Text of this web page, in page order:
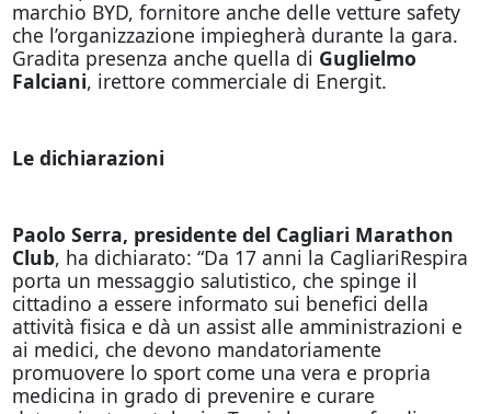
marchio BYD, fornitore anche delle vetture safety
che l’organizzazione impiegherà durante la gara.
Gradita presenza anche quella di Guglielmo
Falciani, irettore commerciale di Energit.
Le dichiarazioni
Paolo Serra, presidente del Cagliari Marathon
Club, ha dichiarato: “Da 17 anni la CagliariRespira
porta un messaggio salutistico, che spinge il
cittadino a essere informato sui benefici della
attività fisica e dà un assist alle amministrazioni e
ai medici, che devono mandatoriamente
promuovere lo sport come una vera e propria
medicina in grado di prevenire e curare